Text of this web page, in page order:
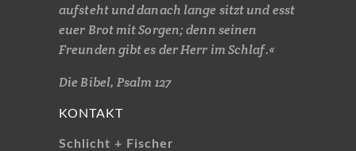
aufsteht und danach lange sitzt und esst
euer Brot mit Sorgen; denn seinen
Freunden gibt es der Herr im Schlaf.«
Die Bibel, Psalm 127
KONTAKT
Schlicht + Fischer